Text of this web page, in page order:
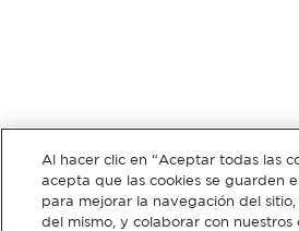
Al hacer clic en “Aceptar todas las
acepta que las cookies se guarden
para mejorar la navegación del sitio,
del mismo, y colaborar con nuestros